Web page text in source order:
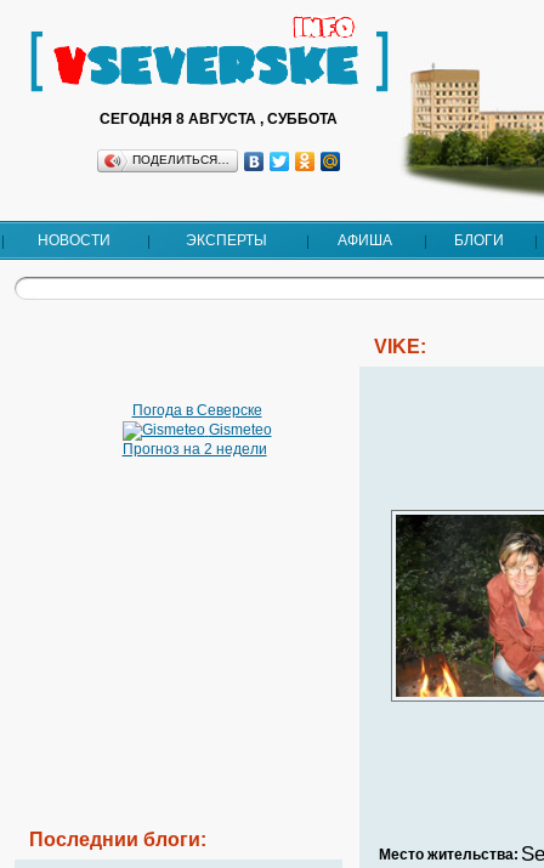
СЕГОДНЯ 8 АВГУСТА , СУББОТА
ПОДЕЛИТЬСЯ…
НОВОСТИ ЭКСПЕРТЫ АФИША БЛОГИ
Погода в Северске
Gismeteo
Прогноз на 2 недели
Последнии блоги:
VIKE:
Место жительства: